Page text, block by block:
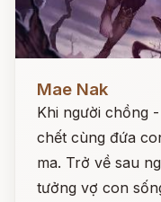
Mae Nak
Khi người chồng
chết cùng đứa
ma. Trở về sau
tưởng vợ con